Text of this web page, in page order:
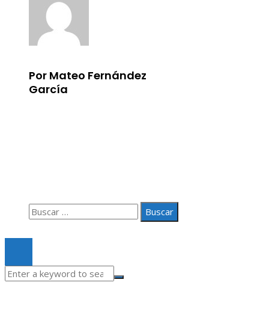
Por Mateo Fernández
García
Buscar: